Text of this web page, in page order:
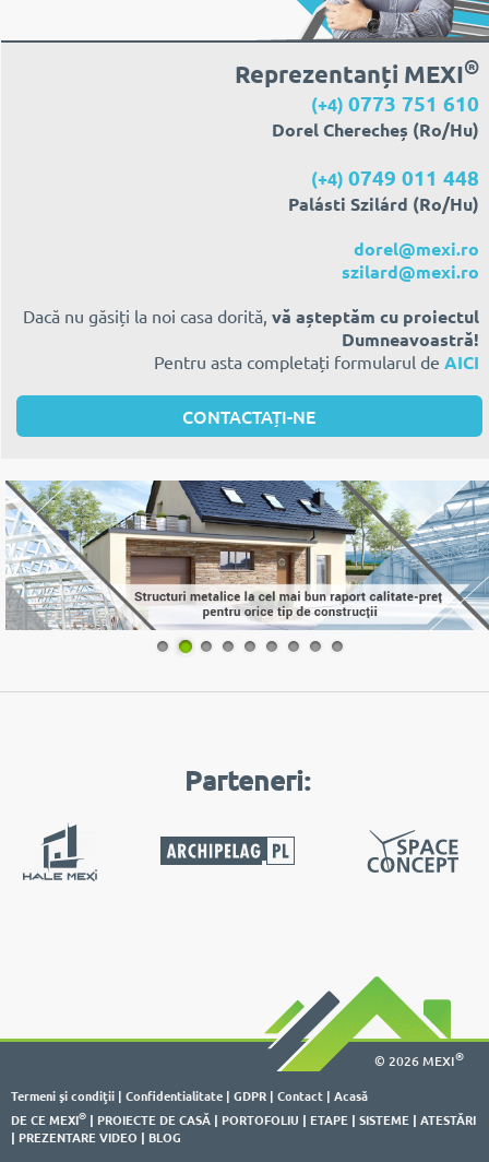
Reprezentanți MEXI®
(+4) 0773 751 610
Dorel Cherecheș (Ro/Hu)
(+4) 0749 011 448
Palásti Szilárd (Ro/Hu)
dorel@mexi.ro
szilard@mexi.ro
Dacă nu găsiți la noi casa dorită, vă așteptăm cu proiectul
Dumneavoastră!
Pentru asta completați formularul de AICI
CONTACTAȚI-NE
1 2 3 4 5 6 7 8 9
Parteneri:
© 2026 MEXI®
Termeni şi condiţii | Confidentialitate | GDPR | Contact | Acasă
DE CE MEXI® | PROIECTE DE CASĂ | PORTOFOLIU | ETAPE | SISTEME | ATESTĂRI
| PREZENTARE VIDEO | BLOG